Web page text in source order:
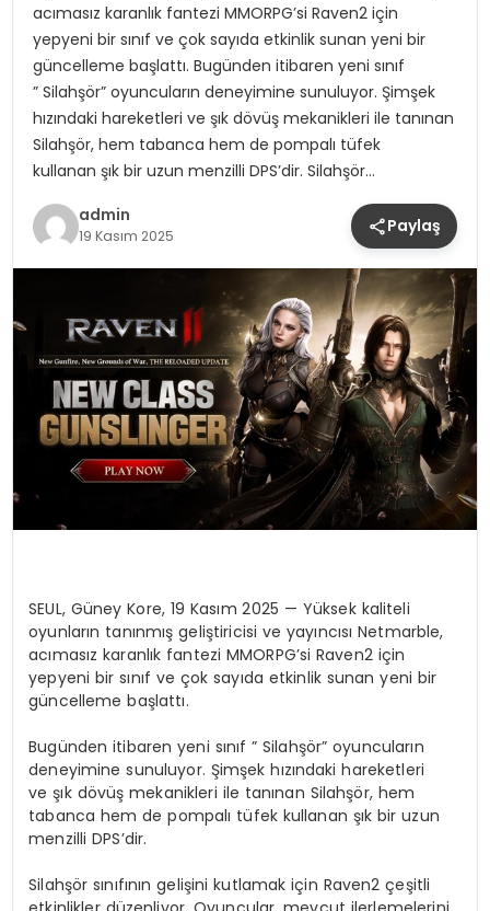
acımasız karanlık fantezi MMORPG’si Raven2 için
yepyeni bir sınıf ve çok sayıda etkinlik sunan yeni bir
güncelleme başlattı. Bugünden itibaren yeni sınıf
” Silahşör” oyuncuların deneyimine sunuluyor. Şimşek
hızındaki hareketleri ve şık dövüş mekanikleri ile tanınan
Silahşör, hem tabanca hem de pompalı tüfek
kullanan şık bir uzun menzilli DPS’dir. Silahşör…
admin
19 Kasım 2025 Paylaş
SEUL, Güney Kore, 19 Kasım 2025 — Yüksek kaliteli
oyunların tanınmış geliştiricisi ve yayıncısı Netmarble,
acımasız karanlık fantezi MMORPG’siRaven2için
yepyeni bir sınıf ve çok sayıda etkinlik sunan yeni bir
güncelleme başlattı.
Bugünden itibaren yeni sınıf ”Silahşör” oyuncuların
deneyimine sunuluyor. Şimşek hızındaki hareketleri
ve şık dövüş mekanikleri ile tanınan Silahşör, hem
tabanca hem de pompalı tüfek kullanan şık bir uzun
menzilli DPS’dir.
Silahşör sınıfının gelişini kutlamak için Raven2 çeşitli